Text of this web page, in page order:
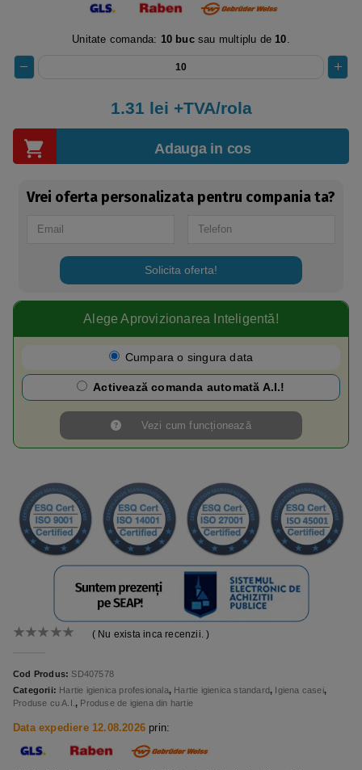
( Nu exista inca recenzii. )
Cod Produs: SD407578
Categorii: Hartie igienica profesionala, Hartie igienica standard, Igiena casei,
Produse cu A.I. , Produse de igiena din hartie
Data expediere 12.08.2026 prin:
Unitate comanda: 10 bucsau multiplu de 10
1.31 lei +TVA/rola
Adauga in cos
Vrei oferta personalizata pentru compania ta?
Solicita oferta!
Alege Aprovizionarea Inteligentă!​
Cumpara o singura data
Activează comanda automată A.I.!
Vezi cum funcționează